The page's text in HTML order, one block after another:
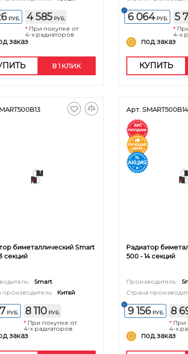
РУБ. 4 585 РУБ.
* При покупке от
4-х радиаторов
заказ
В 1 КЛИК
6 064 РУБ. 5
*
4-х
под заказ
КУПИТЬ
биметаллический Smart
секций
Smart
производитель:
Китай
РУБ. 8 110 РУБ.
* При покупке от
4-х радиаторов
заказ
Арт. SMART500B14
Радиатор
500 - 14 секций
Производитель:
Страна
9 156 РУБ. 8
* При
4-х
под заказ